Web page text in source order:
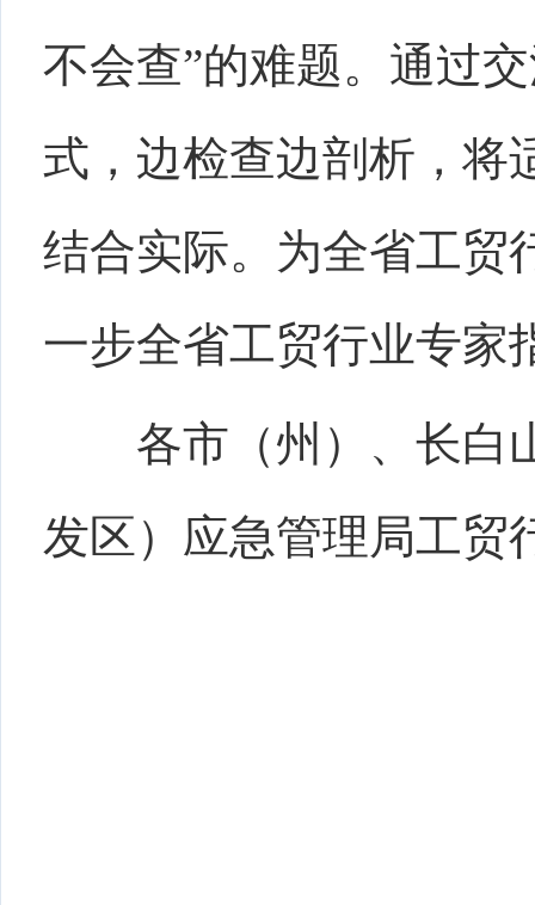
不会查”的难题。 通过
式，边检查边剖析，将
结合实际。为全省工贸
一步全省工贸行业专家
各市（州）、长白
发区）应急管理局工贸